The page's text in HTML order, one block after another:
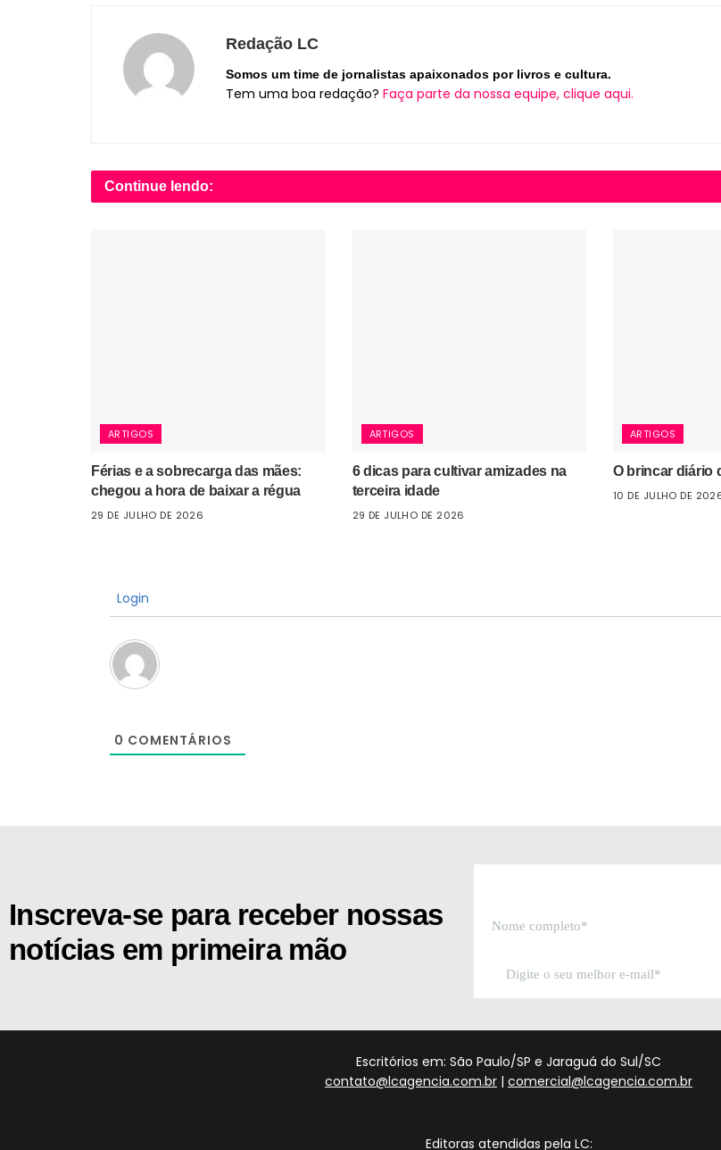
Redação LC
Somos um time de jornalistas apaixonados por livros e cultura.
Tem uma boa redação? Faça parte da nossa equipe, clique aqui.
Continue lendo:
ARTIGOS
Férias e a sobrecarga das mães:
chegou a hora de baixar a régua
29 DE JULHO DE 2026
ARTIGOS
6 dicas para cultivar amizades na
terceira idade
29 DE JULHO DE 2026
ARTIGOS
O brincar diário
10 DE JULHO DE
Login
0 COMENTÁRIOS
Inscreva-se para receber nossas
notícias em primeira mão
Escritórios em: São Paulo/SP e Jaraguá do Sul/SC
contato@lcagencia.com.br | comercial@lcagencia.com.br
Editoras atendidas pela LC: